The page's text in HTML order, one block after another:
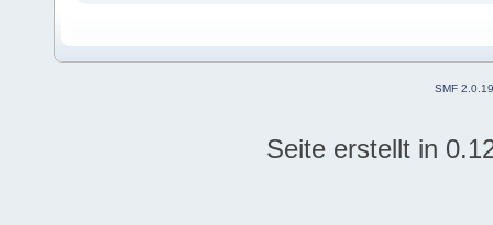
SMF 2.0.19
Seite erstellt in